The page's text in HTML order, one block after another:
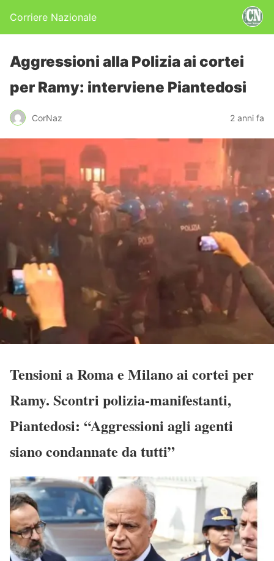
Corriere Nazionale
Aggressioni alla Polizia ai cortei
per Ramy: interviene Piantedosi
CorNaz 2 anni fa
Tensioni a Roma e Milano ai cortei per
Ramy. Scontri polizia-manifestanti,
Piantedosi: “Aggressioni agli agenti
siano condannate da tutti”